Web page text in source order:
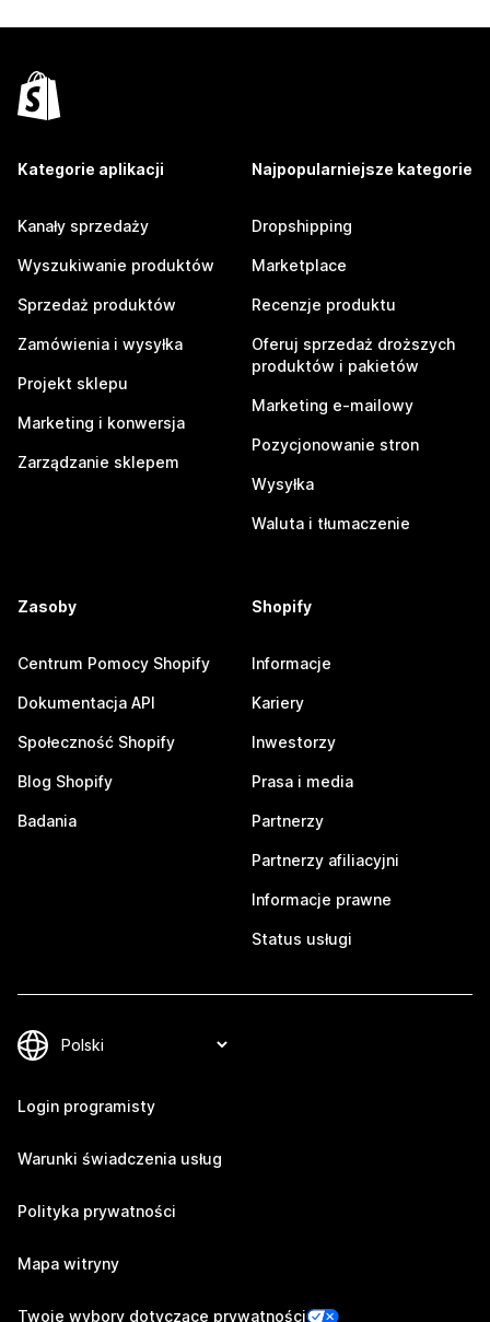
Kategorie aplikacji
Kanały sprzedaży
Wyszukiwanie produktów
Sprzedaż produktów
Zamówienia i wysyłka
Projekt sklepu
Marketing i konwersja
Zarządzanie sklepem
Najpopularniejsze kategorie
Dropshipping
Marketplace
Recenzje produktu
Oferuj sprzedaż droższych
produktów i pakietów
Marketing e-mailowy
Pozycjonowanie stron
Wysyłka
Waluta i tłumaczenie
Zasoby
Centrum Pomocy Shopify
Dokumentacja API
Społeczność Shopify
Blog Shopify
Badania
Shopify
Informacje
Kariery
Inwestorzy
Prasa i media
Partnerzy
Partnerzy afiliacyjni
Informacje prawne
Status usługi
Login programisty
Warunki świadczenia usług
Polityka prywatności
Mapa witryny
Twoje wybory dotyczące prywatności